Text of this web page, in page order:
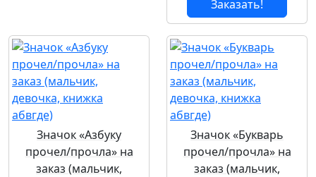
Заказать!
Значок «Азбуку
прочел/прочла» на
заказ (мальчик,
Значок «Букварь
прочел/прочла» на
заказ (мальчик,